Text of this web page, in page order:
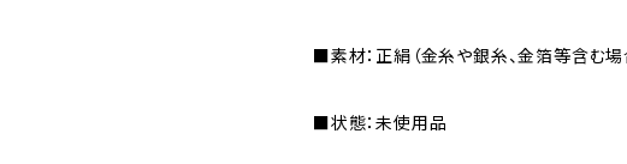
■素材：正絹（金糸や銀糸、金箔等含む場
■状態：未使用品